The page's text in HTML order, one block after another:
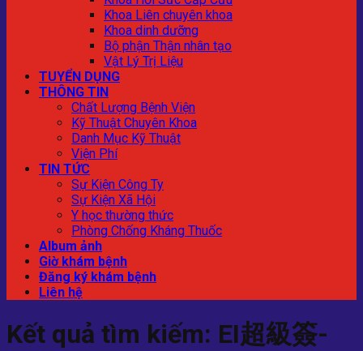
Khoa Liên chuyên khoa
Khoa dinh dưỡng
Bộ phận Thận nhân tạo
Vật Lý Trị Liệu
TUYỂN DỤNG
THÔNG TIN
Chất Lượng Bệnh Viện
Kỹ Thuật Chuyên Khoa
Danh Mục Kỹ Thuật
Viện Phí
TIN TỨC
Sự Kiện Công Ty
Sự Kiện Xã Hội
Y học thường thức
Phòng Chống Kháng Thuốc
Album ảnh
Giờ khám bệnh
Đăng ký khám bệnh
Liên hệ
Kết quả tìm kiếm: EI超級簽-